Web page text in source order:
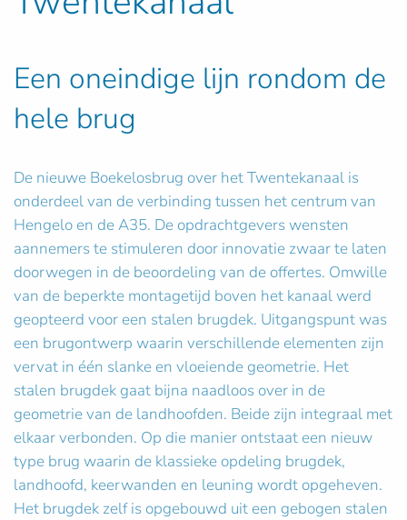
Een oneindige lijn rondom de
hele brug
De nieuwe Boekelosbrug over het Twentekanaal is
onderdeel van de verbinding tussen het centrum van
Hengelo en de A35. De opdrachtgevers wensten
aannemers te stimuleren door innovatie zwaar te laten
doorwegen in de beoordeling van de offertes. Omwille
van de beperkte montagetijd boven het kanaal werd
geopteerd voor een stalen brugdek. Uitgangspunt was
een brugontwerp waarin verschillende elementen zijn
vervat in één slanke en vloeiende geometrie. Het
stalen brugdek gaat bijna naadloos over in de
geometrie van de landhoofden. Beide zijn integraal met
elkaar verbonden. Op die manier ontstaat een nieuw
type brug waarin de klassieke opdeling brugdek,
landhoofd, keerwanden en leuning wordt opgeheven.
Het brugdek zelf is opgebouwd uit een gebogen stalen